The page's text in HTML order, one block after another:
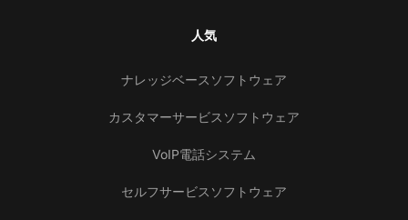
人気
ナレッジベースソフトウェア
カスタマーサービスソフトウェア
VoIP電話システム
セルフサービスソフトウェア